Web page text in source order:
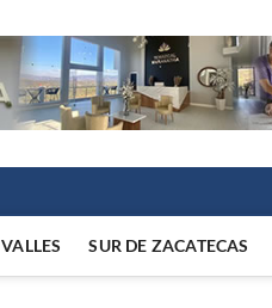
VALLES SUR DE ZACATECAS